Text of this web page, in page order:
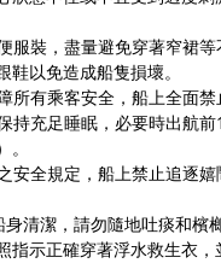
服裝，盡量避免穿著窄裙
鞋以免造成船隻損壞。
所有乘客安全，船上全面禁
持充足睡眠，必要時出航
。
安全規定，船上禁止追逐
身清潔，請勿隨地吐痰和檳
指示正確穿著浮水救生衣